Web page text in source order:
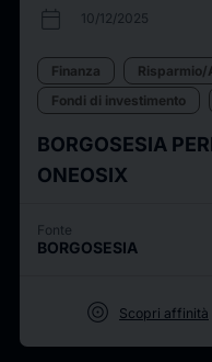
calendar_today 10/12/2025
Finanza
Fondi di investimento
BORGOSESIA
ONEOSIX
Fonte
BORGOSESIA
target Scopri affinità